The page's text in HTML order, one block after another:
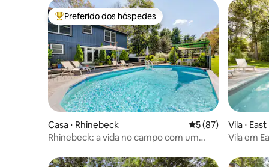
Entre os melhores preferidos dos hóspedes
Preferido dos hóspedes
Casa ⋅ Rhinebeck 5 de uma
5 (87)
Rhinebeck: a vida no campo com um
Vila ⋅
Vila em